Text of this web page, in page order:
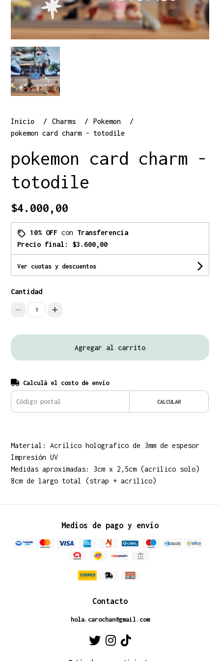
Inicio Charms
Pokemon
pokemon card charm - totodile
pokemon card charm -
totodile
$4.000,00
10% OFF con Transferencia
Precio final: $3.600,00
Ver cuotas y descuentos
Cantidad
1
Agregar al carrito
Calculá el costo de envío
CALCULAR
Material: Acrilico holografico de 3mm de espesor
Impresión UV
Medidas aproximadas: 3cm x 2,5cm (acrilico solo)
8cm de largo total (strap + acrilico)
Medios de pago y envío
Contacto
hola.carochan@gmail.com